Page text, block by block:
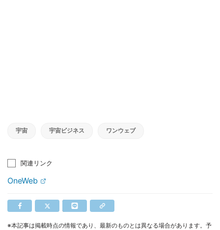
宇宙 宇宙ビジネス ワンウェブ
関連リンク
OneWeb
※本記事は掲載時点の情報であり、最新のものとは異なる場合があります。予